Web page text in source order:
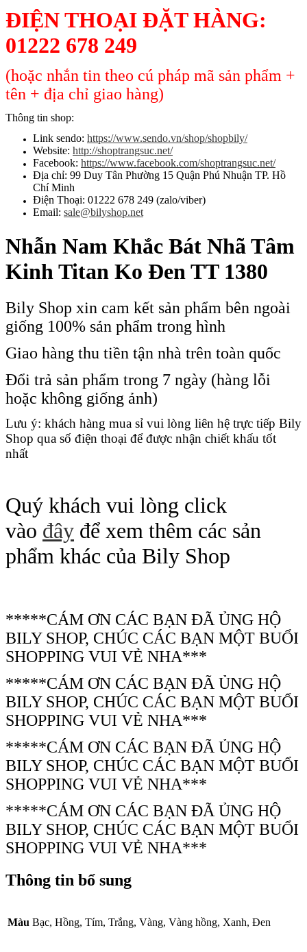
ĐIỆN THOẠI ĐẶT HÀNG:
01222 678 249
(hoặc nhắn tin theo cú pháp mã sản phẩm +
tên + địa chỉ giao hàng)
Thông tin shop:
Link sendo: https://www.sendo.vn/shop/shopbily/
Website: http://shoptrangsuc.net/
Facebook: https://www.facebook.com/shoptrangsuc.net/
Địa chỉ: 99 Duy Tân Phường 15 Quận Phú Nhuận TP. Hồ
Chí Minh
Điện Thoại: 01222 678 249 (zalo/viber)
Email: sale@bilyshop.net
Nhẫn Nam Khắc Bát Nhã Tâm
Kinh Titan Ko Đen TT 1380
Bily Shop xin cam kết sản phẩm bên ngoài
giống 100% sản phẩm trong hình
Giao hàng thu tiền tận nhà trên toàn quốc
Đổi trả sản phẩm trong 7 ngày (hàng lỗi
hoặc không giống ảnh)
Lưu ý: khách hàng mua sỉ vui lòng liên hệ trực tiếp Bily
Shop qua số điện thoại để được nhận chiết khấu tốt
nhất
Quý khách vui lòng click
vào đây để xem thêm các sản
phẩm khác của Bily Shop
*****CÁM ƠN CÁC BẠN ĐÃ ỦNG HỘ
BILY SHOP, CHÚC CÁC BẠN MỘT BUỔI
SHOPPING VUI VẺ NHA***
*****CÁM ƠN CÁC BẠN ĐÃ ỦNG HỘ
BILY SHOP, CHÚC CÁC BẠN MỘT BUỔI
SHOPPING VUI VẺ NHA***
*****CÁM ƠN CÁC BẠN ĐÃ ỦNG HỘ
BILY SHOP, CHÚC CÁC BẠN MỘT BUỔI
SHOPPING VUI VẺ NHA***
*****CÁM ƠN CÁC BẠN ĐÃ ỦNG HỘ
BILY SHOP, CHÚC CÁC BẠN MỘT BUỔI
SHOPPING VUI VẺ NHA***
Thông tin bổ sung
Màu Bạc, Hồng, Tím, Trắng, Vàng, Vàng hồng, Xanh, Đen